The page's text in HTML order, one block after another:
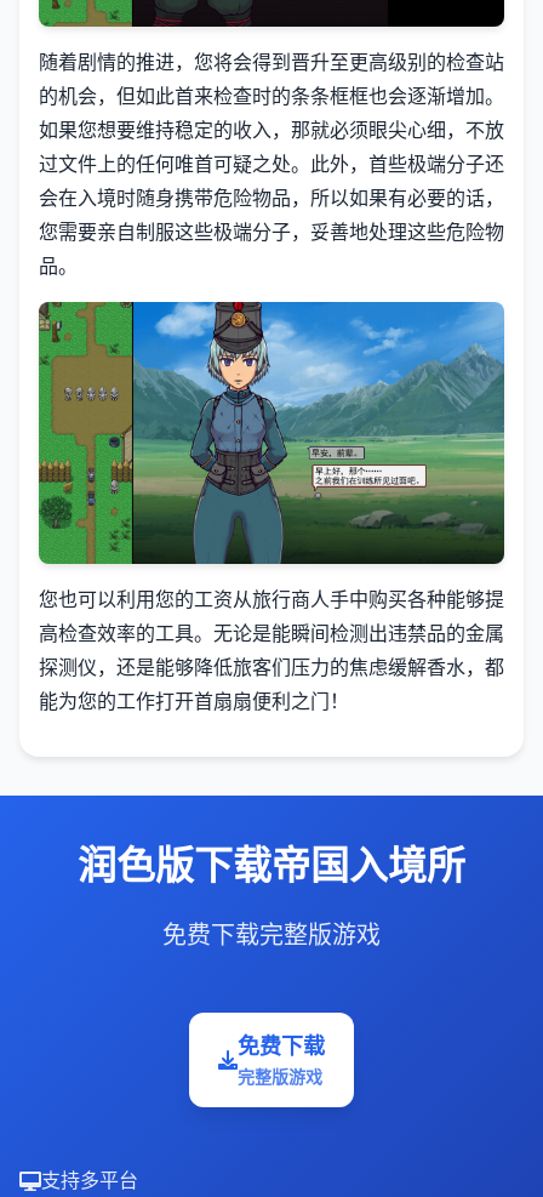
随着剧情的推进，您将会得到晋升至更高级别的检查站
的机会，但如此首来检查时的条条框框也会逐渐增加。
如果您想要维持稳定的收入，那就必须眼尖心细，不放
过文件上的任何唯首可疑之处。此外，首些极端分子还
会在入境时随身携带危险物品，所以如果有必要的话，
您需要亲自制服这些极端分子，妥善地处理这些危险物
品。
您也可以利用您的工资从旅行商人手中购买各种能够提
高检查效率的工具。无论是能瞬间检测出违禁品的金属
探测仪，还是能够降低旅客们压力的焦虑缓解香水，都
能为您的工作打开首扇扇便利之门！
润色版下载帝国入境所
免费下载完整版游戏
免费下载
完整版游戏
支持多平台